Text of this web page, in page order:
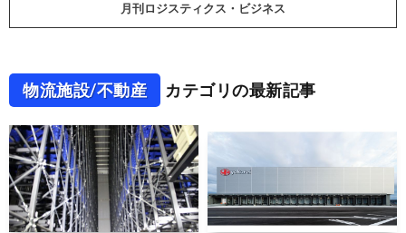
月刊ロジスティクス・ビジネス
物流施設/不動産 カテゴリの最新記事